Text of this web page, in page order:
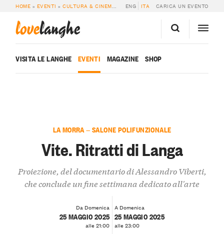
HOME » EVENTI »CULTURA & CINEMA » VITE. RITRATTI DI LANGA
ENG ITA CARICA UN EVENTO
lovelanghe
VISITA LE LANGHE EVENTI MAGAZINE SHOP
LA MORRA — SALONE POLIFUNZIONALE
Vite. Ritratti di Langa
Proiezione, del documentario di Alessandro Viberti,
che conclude un fine settimana dedicato all'arte
Da Domenica
25 MAGGIO 2025
alle 21:00
A Domenica
25 MAGGIO 2025
alle 23:00